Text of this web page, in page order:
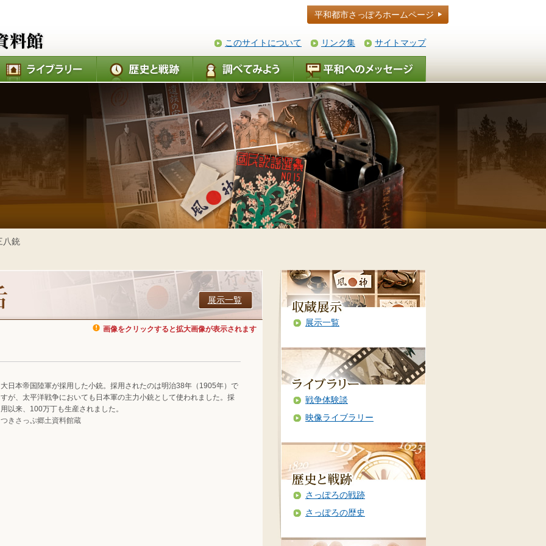
平和都市さっぽろホームページ
このサイトについて リンク集 サイトマップ
八銃
展示一覧
画像をクリックすると拡大画像が表示されます
大日本帝国陸軍が採用した小銃。採用されたのは明治38年（1905年）で
すが、太平洋戦争においても日本軍の主力小銃として使われました。採
用以来、100万丁も生産されました。
つきさっぷ郷土資料館蔵
展示一覧
戦争体験談
映像ライブラリー
さっぽろの戦跡
さっぽろの歴史